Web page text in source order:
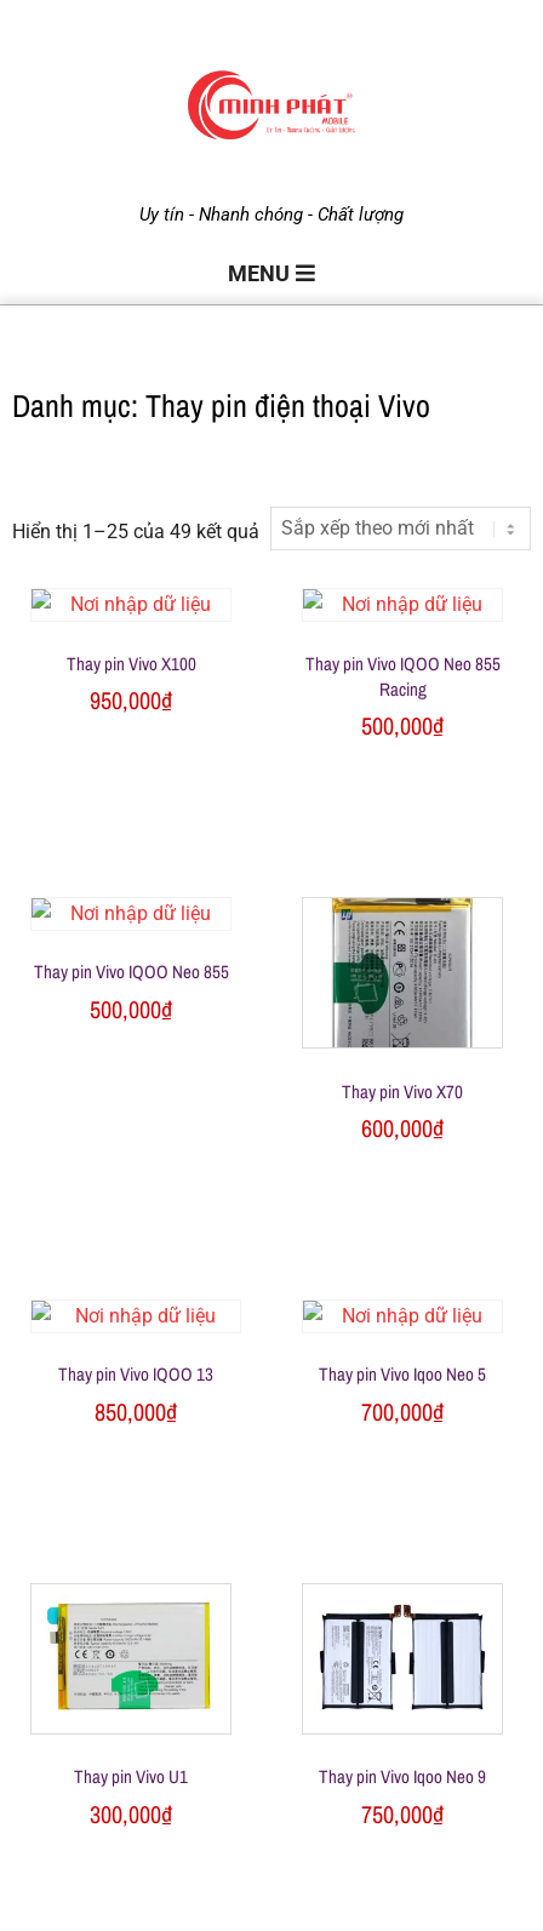
i
n
P
h
o
b
S
ử
h
ữ
a
Uy tín - Nhanh chóng - Chất lượng
MENU
Danh mục: Thay pin điện thoại Vivo
Hiển thị 1–25 của 49 kết quả
Thay pin Vivo X100
950,000₫
Thay pin Vivo IQOO Neo 855
Racing
500,000₫
Thay pin Vivo IQOO Neo 855
500,000₫
Thay pin Vivo X70
600,000₫
Thay pin Vivo IQOO 13
850,000₫
Thay pin Vivo Iqoo Neo 5
700,000₫
Thay pin Vivo U1
300,000₫
Thay pin Vivo Iqoo Neo 9
750,000₫